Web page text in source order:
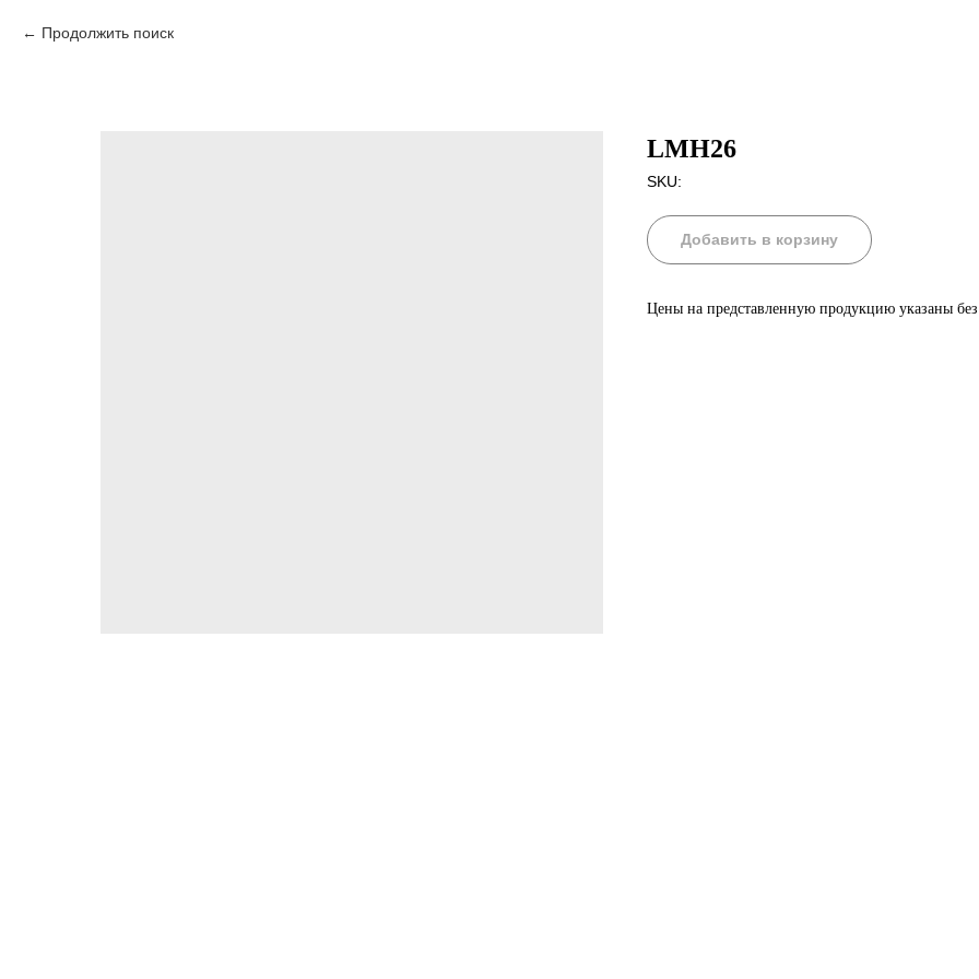
Продолжить поиск
LMH26
SKU:
Добавить в корзину
Цены на представленную продукцию указаны